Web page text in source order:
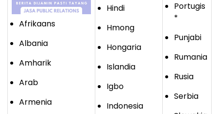
Afrikaans
Albania
Amharik
Arab
Armenia
Hindi
Hmong
Hongaria
Islandia
Igbo
Indonesia
Portugis
*
Punjabi
Rumania
Rusia
Serbia